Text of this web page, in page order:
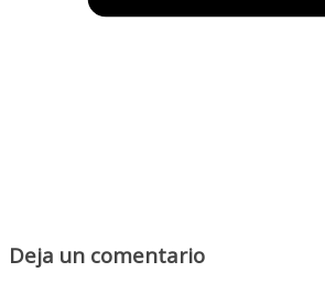
Deja un comentario